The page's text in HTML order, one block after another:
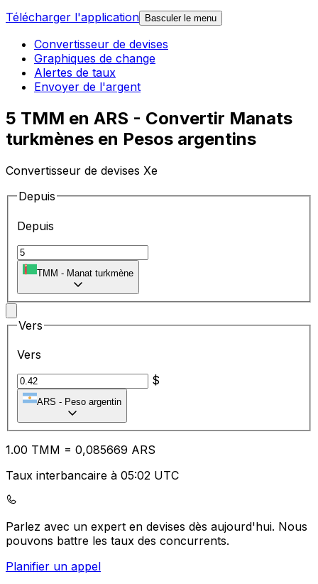
Télécharger l'application
Basculer le menu
Convertisseur de devises
Graphiques de change
Alertes de taux
Envoyer de l'argent
5 TMM en ARS - Convertir Manats
turkmènes en Pesos argentins
Convertisseur de devises Xe
Depuis
Depuis
TMM - Manat turkmène
Vers
Vers
$
ARS - Peso argentin
1.00 TMM = 0,085669 ARS
Taux interbancaire à 05:02 UTC
Parlez avec un expert en devises dès aujourd'hui. Nous
pouvons battre les taux des concurrents.
Planifier un appel